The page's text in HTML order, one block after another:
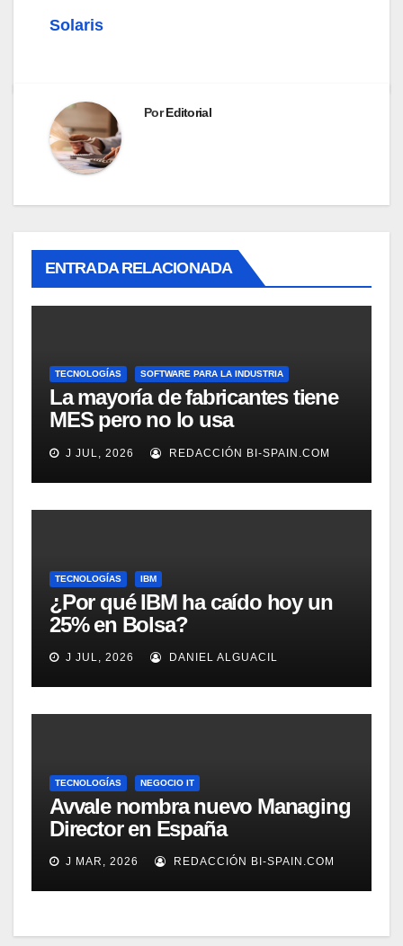
Solaris
PorEditorial
ENTRADA RELACIONADA
TECNOLOGÍAS SOFTWARE PARA LA INDUSTRIA
La mayoría de fabricantes tiene
MES pero no lo usa
adecuadamente, según
Rockwell Automation
J JUL, 2026 REDACCIÓN BI-SPAIN.COM
TECNOLOGÍAS IBM
¿Por qué IBM ha caído hoy un
25% en Bolsa?
J JUL, 2026 DANIEL ALGUACIL
TECNOLOGÍAS NEGOCIO IT
Avvale nombra nuevo Managing
Director en España
J MAR, 2026 REDACCIÓN BI-SPAIN.COM